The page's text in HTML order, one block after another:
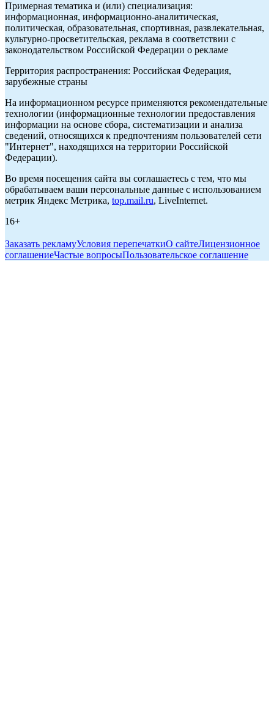
Примерная тематика и (или) специализация:
информационная, информационно-аналитическая,
политическая, образовательная, спортивная, развлекательная,
культурно-просветительская, реклама в соответствии с
законодательством Российской Федерации о рекламе
Территория распространения: Российская Федерация,
зарубежные страны
На информационном ресурсе применяются рекомендательные
технологии (информационные технологии предоставления
информации на основе сбора, систематизации и анализа
сведений, относящихся к предпочтениям пользователей сети
"Интернет", находящихся на территории Российской
Федерации).
Во время посещения сайта вы соглашаетесь с тем, что мы
обрабатываем ваши персональные данные с использованием
метрик Яндекс Метрика, top.mail.ru, LiveInternet.
16+
Заказать рекламуУсловия перепечаткиО сайтеЛицензионное
соглашениеЧастые вопросыПользовательское соглашение